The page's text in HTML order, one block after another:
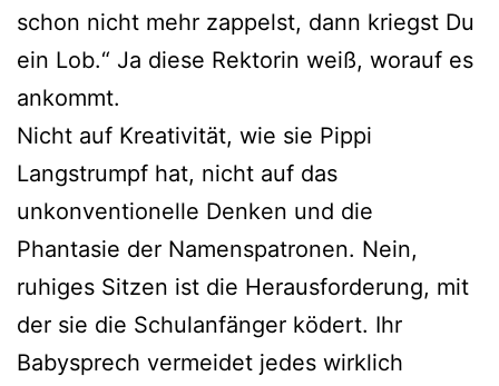
schon nicht mehr zappelst, dann kriegst Du
ein Lob.“ Ja diese Rektorin weiß, worauf es
ankommt.
Nicht auf Kreativität, wie sie Pippi
Langstrumpf hat, nicht auf das
unkonventionelle Denken und die
Phantasie der Namenspatronen. Nein,
ruhiges Sitzen ist die Herausforderung, mit
der sie die Schulanfänger ködert. Ihr
Babysprech vermeidet jedes wirklich